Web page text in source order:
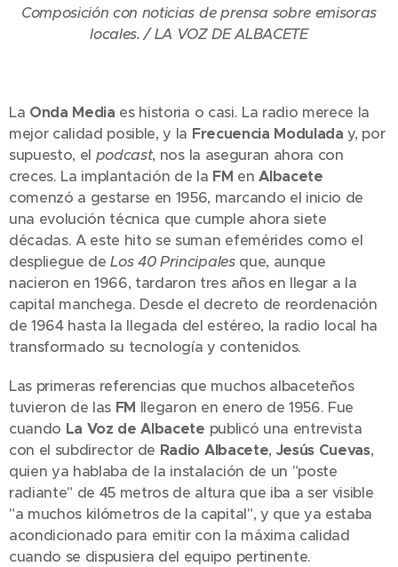
Composición con noticias de prensa sobre emisoras
locales. / LA VOZ DE ALBACETE
La Onda Media es historia o casi. La radio merece la
mejor calidad posible, y la Frecuencia Modulada y, por
supuesto, el podcast, nos la aseguran ahora con
creces. La implantación de la FM enAlbacete
comenzó a gestarse en 1956, marcando el inicio de
una evolución técnica que cumple ahora siete
décadas. A este hito se suman efemérides como el
despliegue deLos 40 Principalesque, aunque
nacieron en 1966, tardaron tres años en llegar a la
capital manchega. Desde el decreto de reordenación
de 1964 hasta la llegada del estéreo, la radio local ha
transformado su tecnología y contenidos.
Las primeras referencias que muchos albaceteños
tuvieron de las FM llegaron en enero de 1956. Fue
cuando La Voz de Albacete publicó una entrevista
con el subdirector de Radio Albacete, Jesús Cuevas,
quien ya hablaba de la instalación de un "poste
radiante" de 45 metros de altura que iba a ser visible
"a muchos kilómetros de la capital", y que ya estaba
acondicionado para emitir con la máxima calidad
cuando se dispusiera del equipo pertinente.